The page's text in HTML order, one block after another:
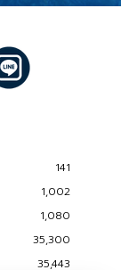
141
1,002
1,080
35,300
35,443